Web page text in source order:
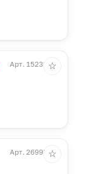
Арт. 15232.00
☆
Арт. 26995.40
☆